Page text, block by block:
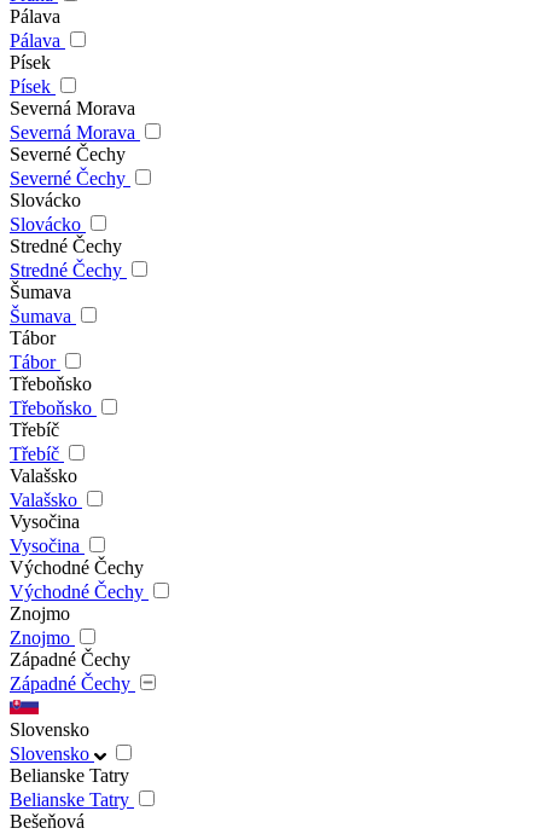
Pálava
Pálava
Písek
Písek
Severná Morava
Severná Morava
Severné Čechy
Severné Čechy
Slovácko
Slovácko
Stredné Čechy
Stredné Čechy
Šumava
Šumava
Tábor
Tábor
Třeboňsko
Třeboňsko
Třebíč
Třebíč
Valašsko
Valašsko
Vysočina
Vysočina
Východné Čechy
Východné Čechy
Znojmo
Znojmo
Západné Čechy
Západné Čechy
Slovensko
Slovensko
Belianske Tatry
Belianske Tatry
Bešeňová